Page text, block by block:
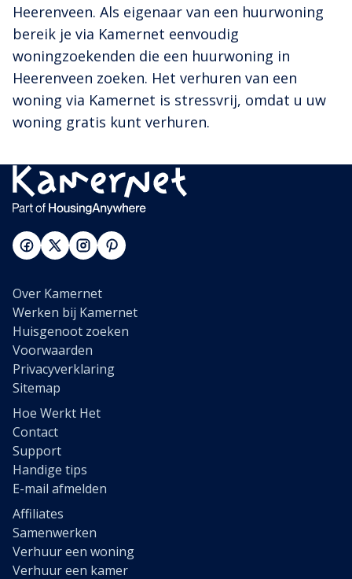
Heerenveen. Als eigenaar van een huurwoning
bereik je via Kamernet eenvoudig
woningzoekenden die een huurwoning in
Heerenveen zoeken. Het verhuren van een
woning via Kamernet is stressvrij, omdat u uw
woning gratis kunt verhuren.
Over Kamernet
Werken bij Kamernet
Huisgenoot zoeken
Voorwaarden
Privacyverklaring
Sitemap
Hoe Werkt Het
Contact
Support
Handige tips
E-mail afmelden
Affiliates
Samenwerken
Verhuur een woning
Verhuur een kamer